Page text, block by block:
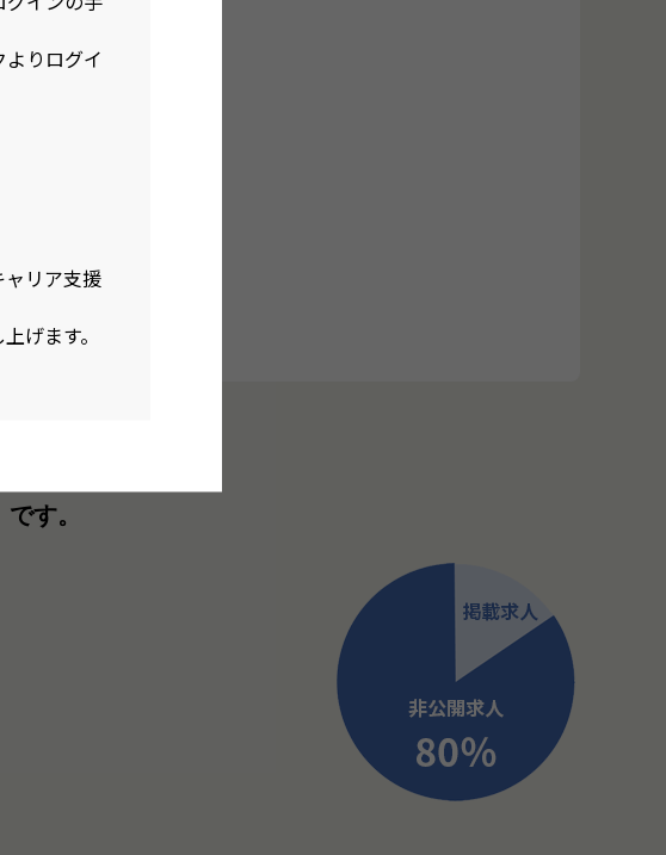
りログイ
リア支援
げます。
す。